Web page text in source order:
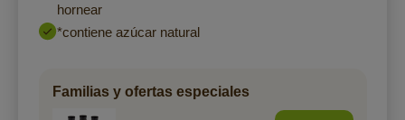
hornear
*contiene azúcar natural
Familias y ofertas especiales